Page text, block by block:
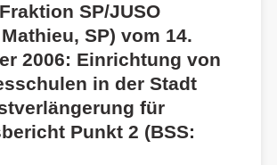
SP/JUSO
SP) vom 14.
2006: Einrichtung von
in der Stadt
für
Punkt 2 (BSS: